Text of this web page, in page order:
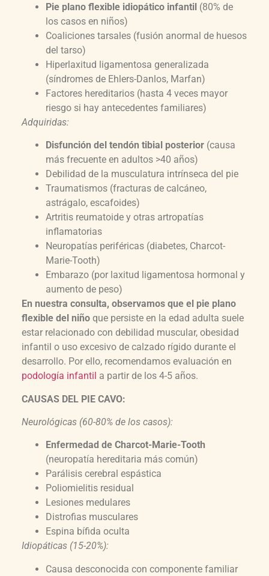
Pie plano flexible idiopático infantil(80% de
los casos en niños)
Coaliciones tarsales (fusión anormal de huesos
del tarso)
Hiperlaxitud ligamentosa generalizada
(síndromes de Ehlers-Danlos, Marfan)
Factores hereditarios (hasta 4 veces mayor
riesgo si hay antecedentes familiares)
Adquiridas:
Disfunción del tendón tibial posterior(causa
más frecuente en adultos >40 años)
Debilidad de la musculatura intrínseca del pie
Traumatismos (fracturas de calcáneo,
astrágalo, escafoides)
Artritis reumatoide y otras artropatías
inflamatorias
Neuropatías periféricas (diabetes, Charcot-
Marie-Tooth)
Embarazo (por laxitud ligamentosa hormonal y
aumento de peso)
En nuestra consulta, observamos que el pie plano
flexible del niñoque persiste en la edad adulta suele
estar relacionado con debilidad muscular, obesidad
infantil o uso excesivo de calzado rígido durante el
desarrollo. Por ello, recomendamos evaluación en
podología infantil a partir de los 4-5 años.
CAUSAS DEL PIE CAVO:
Neurológicas (60-80% de los casos):
Enfermedad de Charcot-Marie-Tooth
(neuropatía hereditaria más común)
Parálisis cerebral espástica
Poliomielitis residual
Lesiones medulares
Distrofias musculares
Espina bífida oculta
Idiopáticas (15-20%):
Causa desconocida con componente familiar